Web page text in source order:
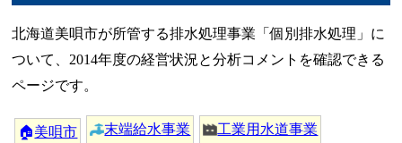
北海道美唄市が所管する排水処理事業「個別排水処理」に
ついて、2014年度の経営状況と分析コメントを確認できる
ページです。
🏠美唄市 末端給水事業 工業用水道事業